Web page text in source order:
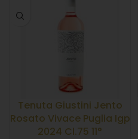
Tenuta Giustini Jento
Rosato Vivace Puglia Igp
2024 Cl.75 11°